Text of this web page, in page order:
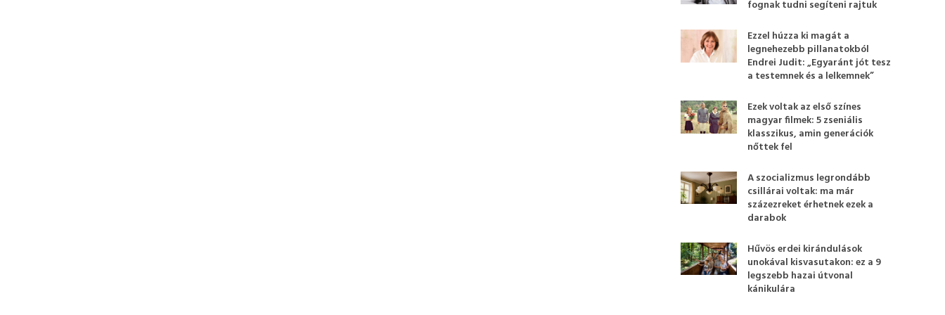
fognak tudni segíteni rajtuk
Ezzel húzza ki magát a
legnehezebb pillanatokból
Endrei Judit: „Egyaránt jót tesz
a testemnek és a lelkemnek”
Ezek voltak az első színes
magyar filmek: 5 zseniális
klasszikus, amin generációk
nőttek fel
A szocializmus legrondább
csillárai voltak: ma már
százezreket érhetnek ezek a
darabok
Hűvös erdei kirándulások
unokával kisvasutakon: ez a 9
legszebb hazai útvonal
kánikulára